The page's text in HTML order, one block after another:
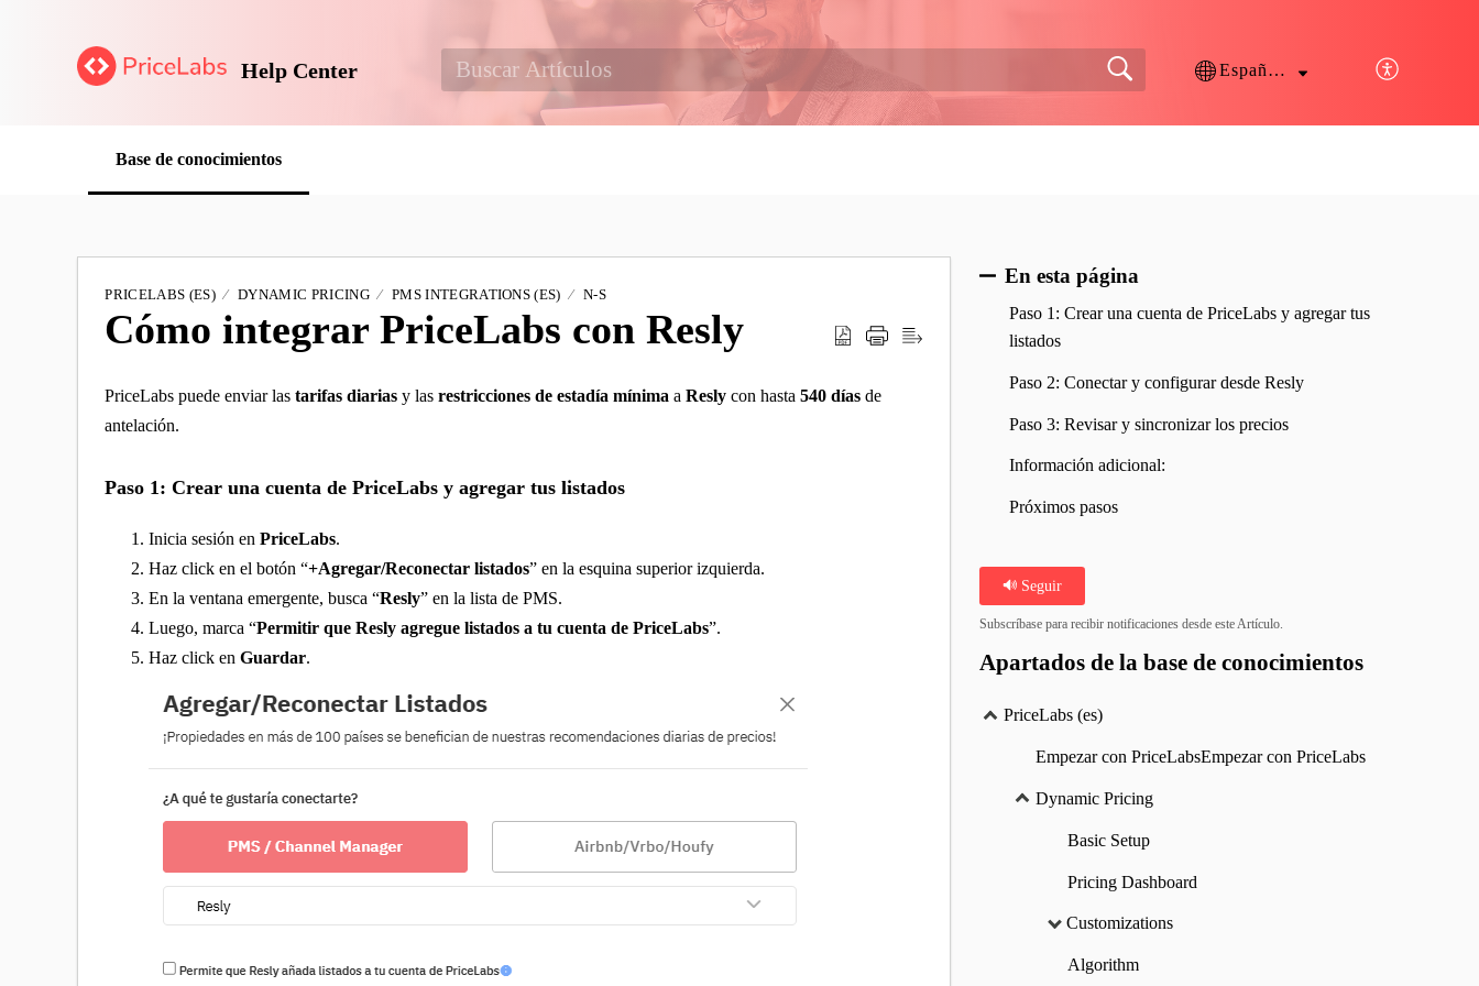
Help Center Español (España)
Base de conocimientos
PRICELABS (ES) DYNAMIC PRICING PMS INTEGRATIONS (ES) N-S
Cómo integrar PriceLabs con Resly
PriceLabs puede enviar lastarifas diarias y lasrestricciones de estadía mínima aResly con hasta540 días de
antelación.
Paso 1: Crear una cuenta de PriceLabs y agregar tus listados
Inicia sesión enPriceLabs.
Haz click en el botón “+Agregar/Reconectar listados” en la esquina superior izquierda.
En la ventana emergente, busca “Resly” en la lista de PMS.
Luego, marca “Permitir que Resly agregue listados a tu cuenta de PriceLabs”.
Haz click enGuardar.
En esta página
Paso 1: Crear una cuenta de PriceLabs y agregar tus
listados
Paso 2: Conectar y configurar desde Resly
Paso 3: Revisar y sincronizar los precios
Información adicional:
Próximos pasos
Seguir
Subscríbase para recibir notificaciones desde este Artículo.
Apartados de la base de conocimientos
PriceLabs (es)
Empezar con PriceLabsEmpezar con PriceLabs
Dynamic Pricing
Basic Setup
Pricing Dashboard
Customizations
Algorithm